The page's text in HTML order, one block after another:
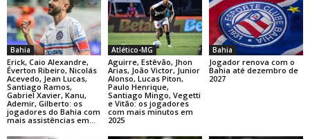
Bahia
Erick, Caio Alexandre,
Éverton Ribeiro, Nicolás
Acevedo, Jean Lucas,
Santiago Ramos,
Gabriel Xavier, Kanu,
Ademir, Gilberto: os
jogadores do Bahia com
mais assistências em...
Atlético-MG
Aguirre, Estêvão, Jhon
Arias, João Victor, Junior
Alonso, Lucas Piton,
Paulo Henrique,
Santiago Mingo, Vegetti
e Vitão: os jogadores
com mais minutos em
2025
Bahia
Jogador renova com o
Bahia até dezembro de
2027